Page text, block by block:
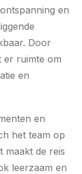
en
Door
er ruimte om
en
en
het team op
maakt de reis
leerzaam en